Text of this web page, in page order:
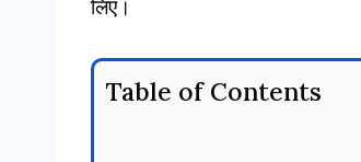
लिए।
Table of Contents